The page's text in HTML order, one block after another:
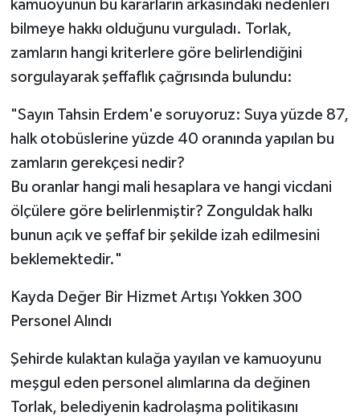
kamuoyunun bu kararların arkasındaki nedenleri
bilmeye hakkı olduğunu vurguladı. Torlak,
zamların hangi kriterlere göre belirlendiğini
sorgulayarak şeffaflık çağrısında bulundu:
​"Sayın Tahsin Erdem'e soruyoruz: Suya yüzde 87,
halk otobüslerine yüzde 40 oranında yapılan bu
zamların gerekçesi nedir?
Bu oranlar hangi mali hesaplara ve hangi vicdani
ölçülere göre belirlenmiştir? Zonguldak halkı
bunun açık ve şeffaf bir şekilde izah edilmesini
beklemektedir."
​Kayda Değer Bir Hizmet Artışı Yokken 300
Personel Alındı
​Şehirde kulaktan kulağa yayılan ve kamuoyunu
meşgul eden personel alımlarına da değinen
Torlak, belediyenin kadrolaşma politikasını